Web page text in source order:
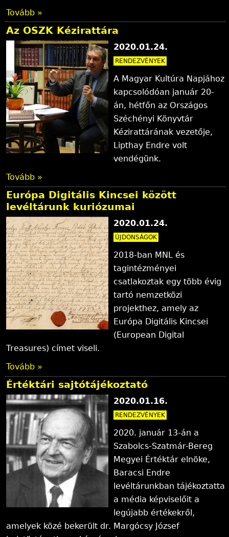
Tovább »
Az OSZK Kézirattára
2020.01.24.
RENDEZVÉNYEK
A Magyar Kultúra Napjához
kapcsolódóan január 20-
án, hétfőn az Országos
Széchényi Könyvtár
Kézirattárának vezetője,
Lipthay Endre volt
vendégünk.
Tovább »
Európa Digitális Kincsei között
levéltárunk kuriózumai
2020.01.24.
ÚJDONSÁGOK
2018-ban MNL és
tagintézményei
csatlakoztak egy több évig
tartó nemzetközi
projekthez, amely az
Európa Digitális Kincsei
(European Digital
Treasures) címet viseli.
Tovább »
Értéktári sajtótájékoztató
2020.01.16.
RENDEZVÉNYEK
2020. január 13-án a
Szabolcs-Szatmár-Bereg
Megyei Értéktár elnöke,
Baracsi Endre
levéltárunkban tájékoztatta
a média képviselőit a
legújabb értékekről,
amelyek közé bekerült dr. Margócsy József